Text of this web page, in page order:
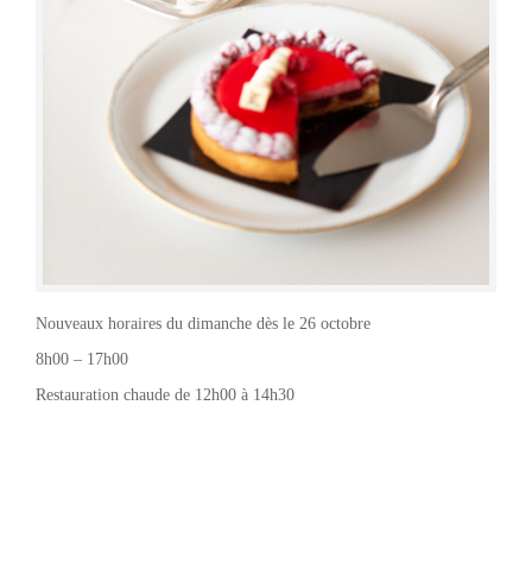
Nouveaux horaires du dimanche dès le 26 octobre
8h00 – 17h00
Restauration chaude de 12h00 à 14h30